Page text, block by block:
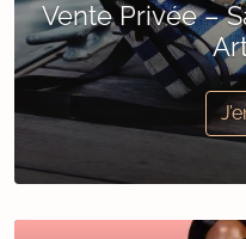
Vente Privée –